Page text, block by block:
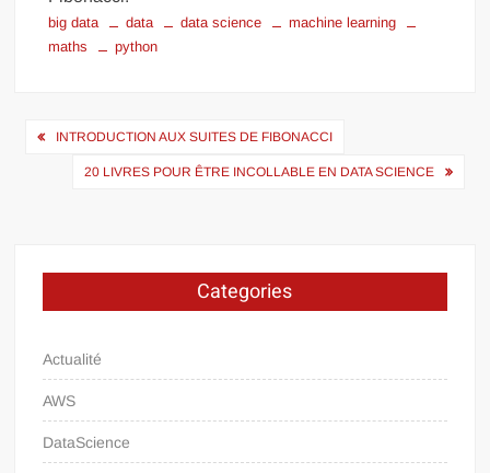
big data data data science
machine learning
maths
python
Navigation
INTRODUCTION AUX SUITES DE FIBONACCI
20 LIVRES POUR ÊTRE INCOLLABLE EN DATA SCIENCE
Categories
Actualité
AWS
DataScience